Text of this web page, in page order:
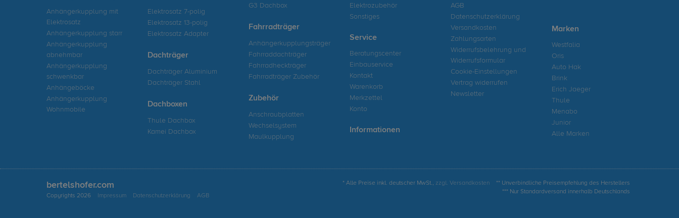
Anhängerkupplung mit
Elektrosatz
Anhängerkupplung starr
Anhängerkupplung
abnehmbar
Anhängerkupplung
schwenkbar
Anhängeböcke
Anhängerkupplung
Wohnmobile
Elektrosatz 7-polig
Elektrosatz 13-polig
Elektrosatz Adapter
Dachträger
Dachträger Aluminium
Dachträger Stahl
Dachboxen
Thule Dachbox
Kamei Dachbox
G3 Dachbox
Fahrradträger
Anhängerkupplungsträger
Fahrraddachträger
Fahrradheckträger
Fahrradträger Zubehör
Zubehör
Anschraubplatten
Wechselsystem
Maulkupplung
Elektrozubehör
Sonstiges
Service
Beratungscenter
Einbauservice
Kontakt
Warenkorb
Merkzettel
Konto
Informationen
AGB
Datenschutzerklärung
Versandkosten
Zahlungsarten
Widerrufsbelehrung und
Widerrufsformular
Cookie-Einstellungen
Vertrag widerrufen
Newsletter
Marken
Westfalia
Oris
Auto Hak
Brink
Erich Jaeger
Thule
Menabo
Junior
Alle Marken
* Alle Preise inkl. deutscher MwSt., zzgl. Versandkosten
** Unverbindliche Preisempfehlung des Herstellers
*** Nur Standardversand innerhalb Deutschlands
bertelshofer.com
Copyrights 2026 Impressum Datenschutzerklärung AGB